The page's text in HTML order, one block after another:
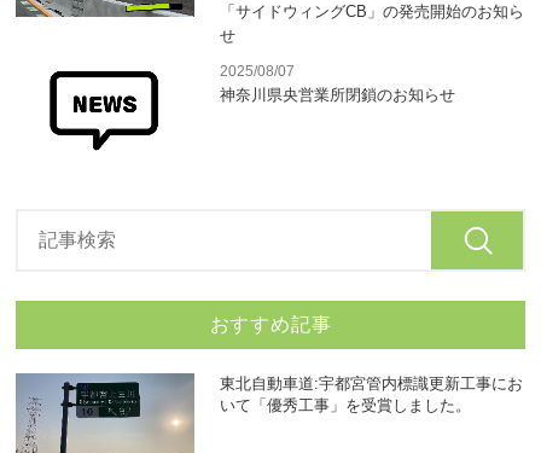
「サイドウィングCB」の発売開始のお知ら
せ
2025/08/07
神奈川県央営業所閉鎖のお知らせ
おすすめ記事
東北自動車道:宇都宮管内標識更新工事にお
いて「優秀工事」を受賞しました。